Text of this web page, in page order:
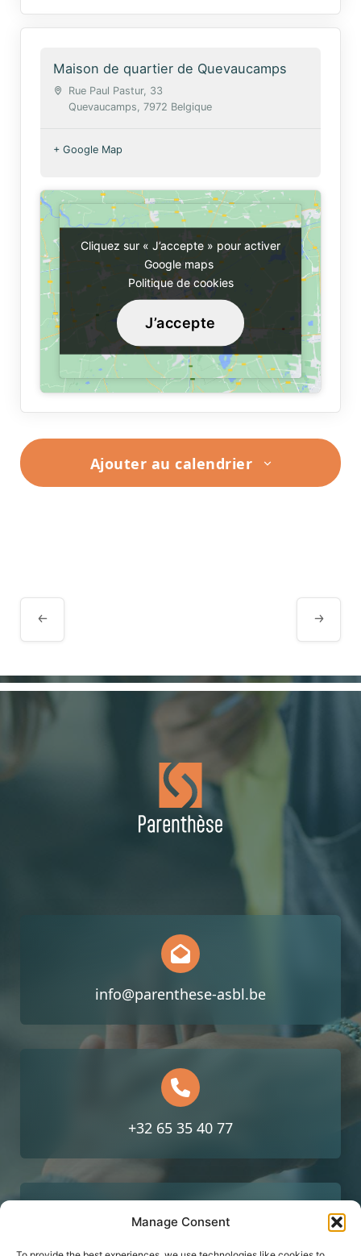
Manage Consent
Maison de quartier de Quevaucamps
Rue Paul Pastur, 33
Quevaucamps, 7972 Belgique
+ Google Map
Cliquez sur « J’accepte » pour activer
Google maps
Politique de cookies
J’accepte
Cliquez sur « J’accepte » pour activer
Google maps
Politique de cookies
J’accepte
Ajouter au calendrier
Évènement
info@parenthese-asbl.be
+32 65 35 40 77